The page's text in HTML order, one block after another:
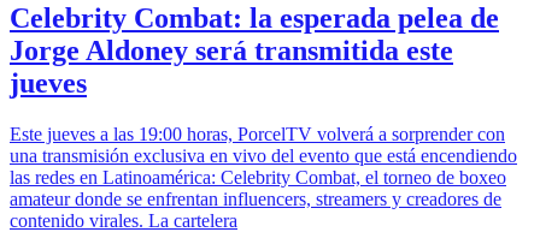
Celebrity Combat: la esperada pelea de
Jorge Aldoney será transmitida este
jueves
Este jueves a las 19:00 horas, PorcelTV volverá a sorprender con
una transmisión exclusiva en vivo del evento que está encendiendo
las redes en Latinoamérica: Celebrity Combat, el torneo de boxeo
amateur donde se enfrentan influencers, streamers y creadores de
contenido virales. La cartelera